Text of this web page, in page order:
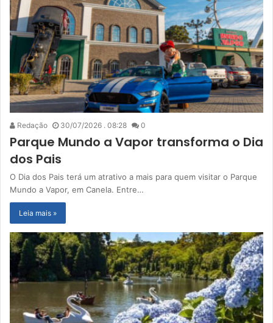
Redação 30/07/2026 . 08:28 0
Parque Mundo a Vapor transforma o Dia
dos Pais
O Dia dos Pais terá um atrativo a mais para quem visitar o Parque
Mundo a Vapor, em Canela. Entre…
Leia mais »